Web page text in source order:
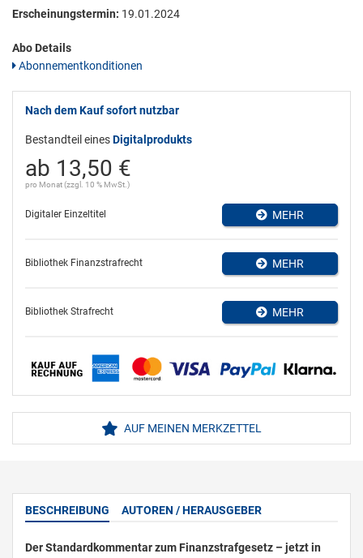
Erscheinungstermin: 19.01.2024
Abo Details
Abonnementkonditionen
Nach dem Kauf sofort nutzbar
Bestandteil einesDigitalprodukts
ab 13,50 €
pro Monat (zzgl. 10 % MwSt.)
Digitaler Einzeltitel MEHR
Bibliothek Finanzstrafrecht MEHR
Bibliothek Strafrecht MEHR
AUF MEINEN MERKZETTEL
BESCHREIBUNG AUTOREN / HERAUSGEBER
Der Standardkommentar zum Finanzstrafgesetz – jetzt in